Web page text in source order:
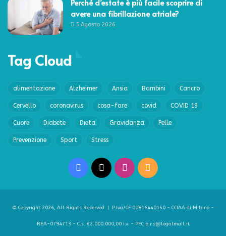
Perché d’estate è più facile scoprire di
avere una fibrillazione atriale?
5 Agosto 2026
Tag Cloud
alimentazione Alzheimer Ansia Bambini Cancro
Cervello coronavirus cosa-fare covid COVID 19
Cuore Diabete Dieta Gravidanza Pelle
Prevenzione Sport Stress
Facebook Instagram
RSS
© Copyright 2026, All Rights Reserved | P.Iva/CF 00816440150 - CCIAA di Milano -
REA-0794713 - C.s. €2.000.000,00 i.v. - PEC p.r.s@legalmail.it